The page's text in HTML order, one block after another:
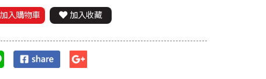
加入購物車 加入收藏